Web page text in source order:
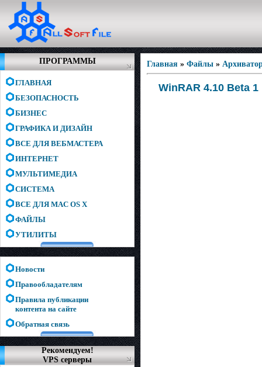
ПРОГРАММЫ
ГЛАВНАЯ
БЕЗОПАСНОСТЬ
БИЗНЕС
ГРАФИКА И ДИЗАЙН
ВСЕ ДЛЯ ВЕБМАСТЕРА
ИНТЕРНЕТ
МУЛЬТИМЕДИА
СИСТЕМА
ВСЕ ДЛЯ MAC OS X
ФАЙЛЫ
УТИЛИТЫ
Новости
Правообладателям
Правила публикации
контента на сайте
Обратная связь
Рекомендуем!
VPS серверы
Главная » Файлы »
WinRAR 4.10 Beta